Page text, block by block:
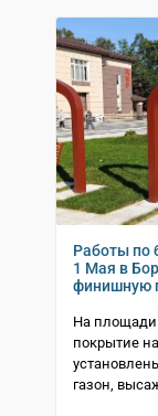
Работы по
1 Мая в
финишную
На площади
покрытие
газон,